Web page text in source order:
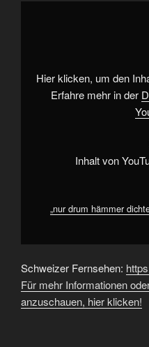
„nur
SRF“
YouTube
Hier klicken, um den
Erfahre mehr in der
Inhalt von
„nur drum hämmer
Schweizer Fernsehen:
Für mehr Informationen
anzuschauen, hier klicken!